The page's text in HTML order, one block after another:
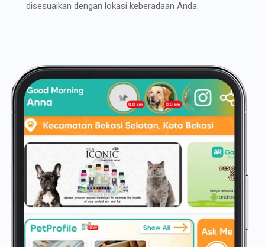
disesuaikan dengan lokasi keberadaan Anda.